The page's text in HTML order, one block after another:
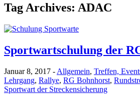
Tag Archives: ADAC
Sportwartschulung der
Januar 8, 2017 - Allgemein, Treffen,
Lehrgang, Rallye, RG Bohnhorst,
Sportwart der Streckensicherung